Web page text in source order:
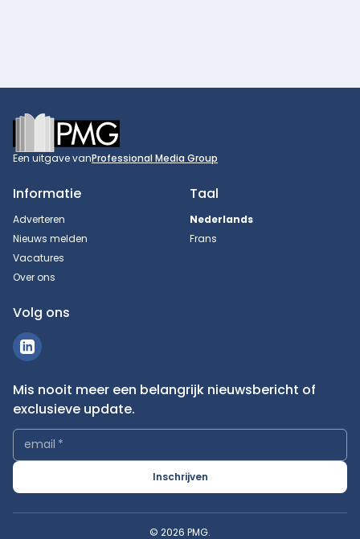
Footer
Een uitgave vanProfessional Media Group
Informatie
Adverteren
Nieuws melden
Vacatures
Over ons
Taal
Nederlands
Frans
Volg ons
Mis nooit meer een belangrijk nieuwsbericht of
exclusieve update.
email *
Inschrijven
© 2026 PMG.